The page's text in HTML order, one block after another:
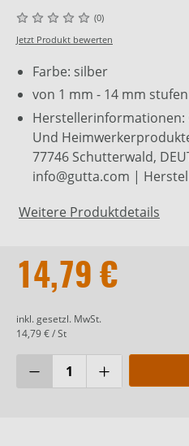
(0)
Jetzt Produkt bewerten
Farbe: silber
von 1 mm - 14 mm
Herstellerinformationen:
Und
77746 Schutterwald,
info@gutta.com |
Weitere Produktdetails
14,79 €
inkl. gesetzl. MwSt.
14,79 € / St